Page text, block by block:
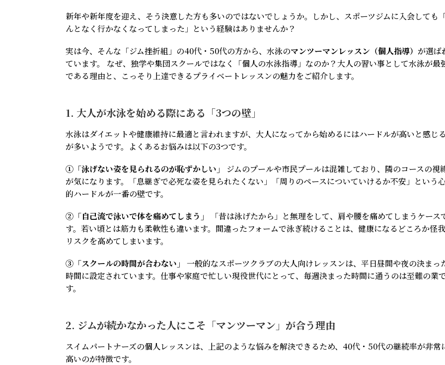
新年や新年度を迎え、そう決意した方も多いのではないでしょうか。しかし、スポーツジムに入会しても
んとなく行かなくなってしまった」という経験はありませんか？
実は今、そんな「ジム挫折組」の40代・50代の方から、水泳のマンツーマンレッスン（個人指導） が選ば
ています。 なぜ、独学や集団スクールではなく「個人の水泳指導」なのか？大人の習い事として水泳が最
である理由と、こっそり上達できるプライベートレッスンの魅力をご紹介します。
1. 大人が水泳を始める際にある「3つの壁」
水泳はダイエットや健康維持に最適と言われますが、大人になってから始めるにはハードルが高いと感じ
が多いようです。よくあるお悩みは以下の3つです。
①「泳げない姿を見られるのが恥ずかしい」
ジムのプールや市民プールは混雑しており、隣のコースの視
が気になります。「息継ぎで必死な姿を見られたくない」「周りのペースについていけるか不安」という
的ハードルが一番の壁です。
②「自己流で泳いで体を痛めてしまう」
「昔は泳げたから」と無理をして、肩や腰を痛めてしまうケース
す。若い頃とは筋力も柔軟性も違います。間違ったフォームで泳ぎ続けることは、健康になるどころか怪
リスクを高めてしまいます。
③「スクールの時間が合わない」
一般的なスポーツクラブの大人向けレッスンは、平日昼間や夜の決まっ
時間に設定されています。仕事や家庭で忙しい現役世代にとって、毎週決まった時間に通うのは至難の業
す。
2. ジムが続かなかった人にこそ「マンツーマン」が合う理由
スイムパートナーズの個人レッスンは、上記のような悩みを解決できるため、40代・50代の継続率が非常
高いのが特徴です。